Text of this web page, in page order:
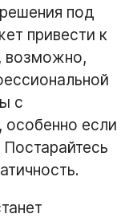
под
привести к
возможно,
с
особенно если